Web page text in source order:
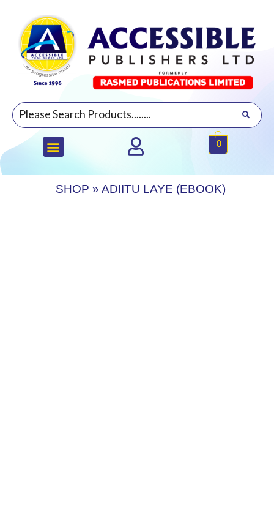
0
SHOP » ADIITU LAYE (EBOOK)